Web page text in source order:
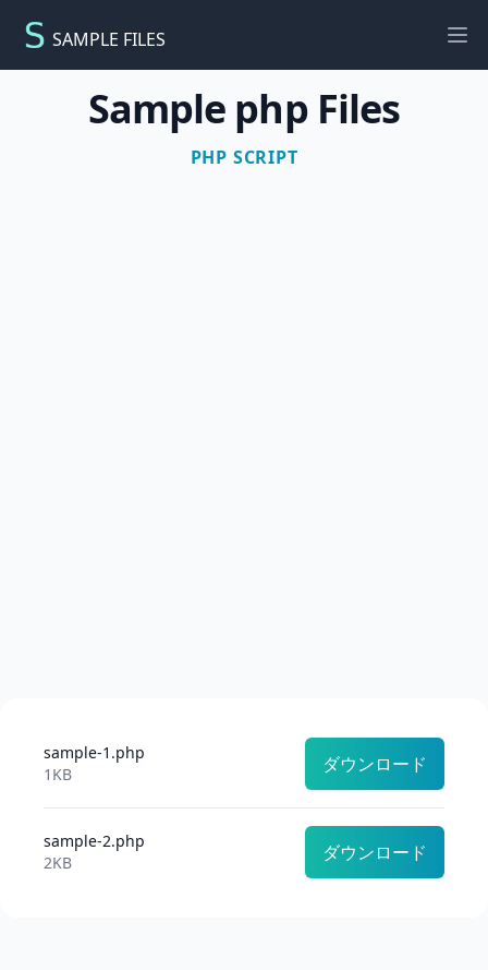
SAMPLE FILES
Sample php Files
PHP SCRIPT
sample-1.php
1KB
ダウンロード
sample-2.php
2KB
ダウンロード